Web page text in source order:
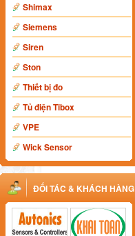
Shimax
Siemens
Siren
Ston
Thiết bị đo
Tủ điện Tibox
VPE
Wick Sensor
ĐỐI TÁC & KHÁCH HÀNG